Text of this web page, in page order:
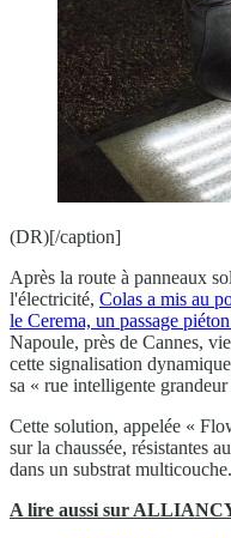
(DR)[/caption]
Après la route à panneaux
l'électricité, Colas a mis au
le Cerema, un passage
Napoule, près de Cannes,
cette signalisation
sa « rue intelligente
Cette solution, appelée «
sur la chaussée, résistantes
dans un substrat multicouche.
A lire aussi sur